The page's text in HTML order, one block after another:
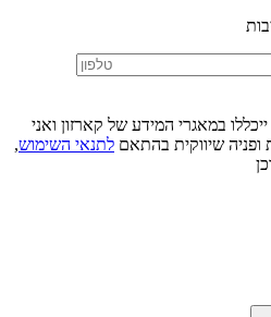
במאגרי המידע של קארזון ואני
שיווקית בהתאם לתנאי השימוש,